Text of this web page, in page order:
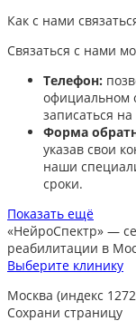
Как с нами
Связаться с нами
Телефон:
официальном
записаться
Форма
указав свои
наши
сроки.​
Показать ещё
«НейроСпектр» —
реабилитации в
Выберите клинику
Москва (индекс
Сохрани страницу